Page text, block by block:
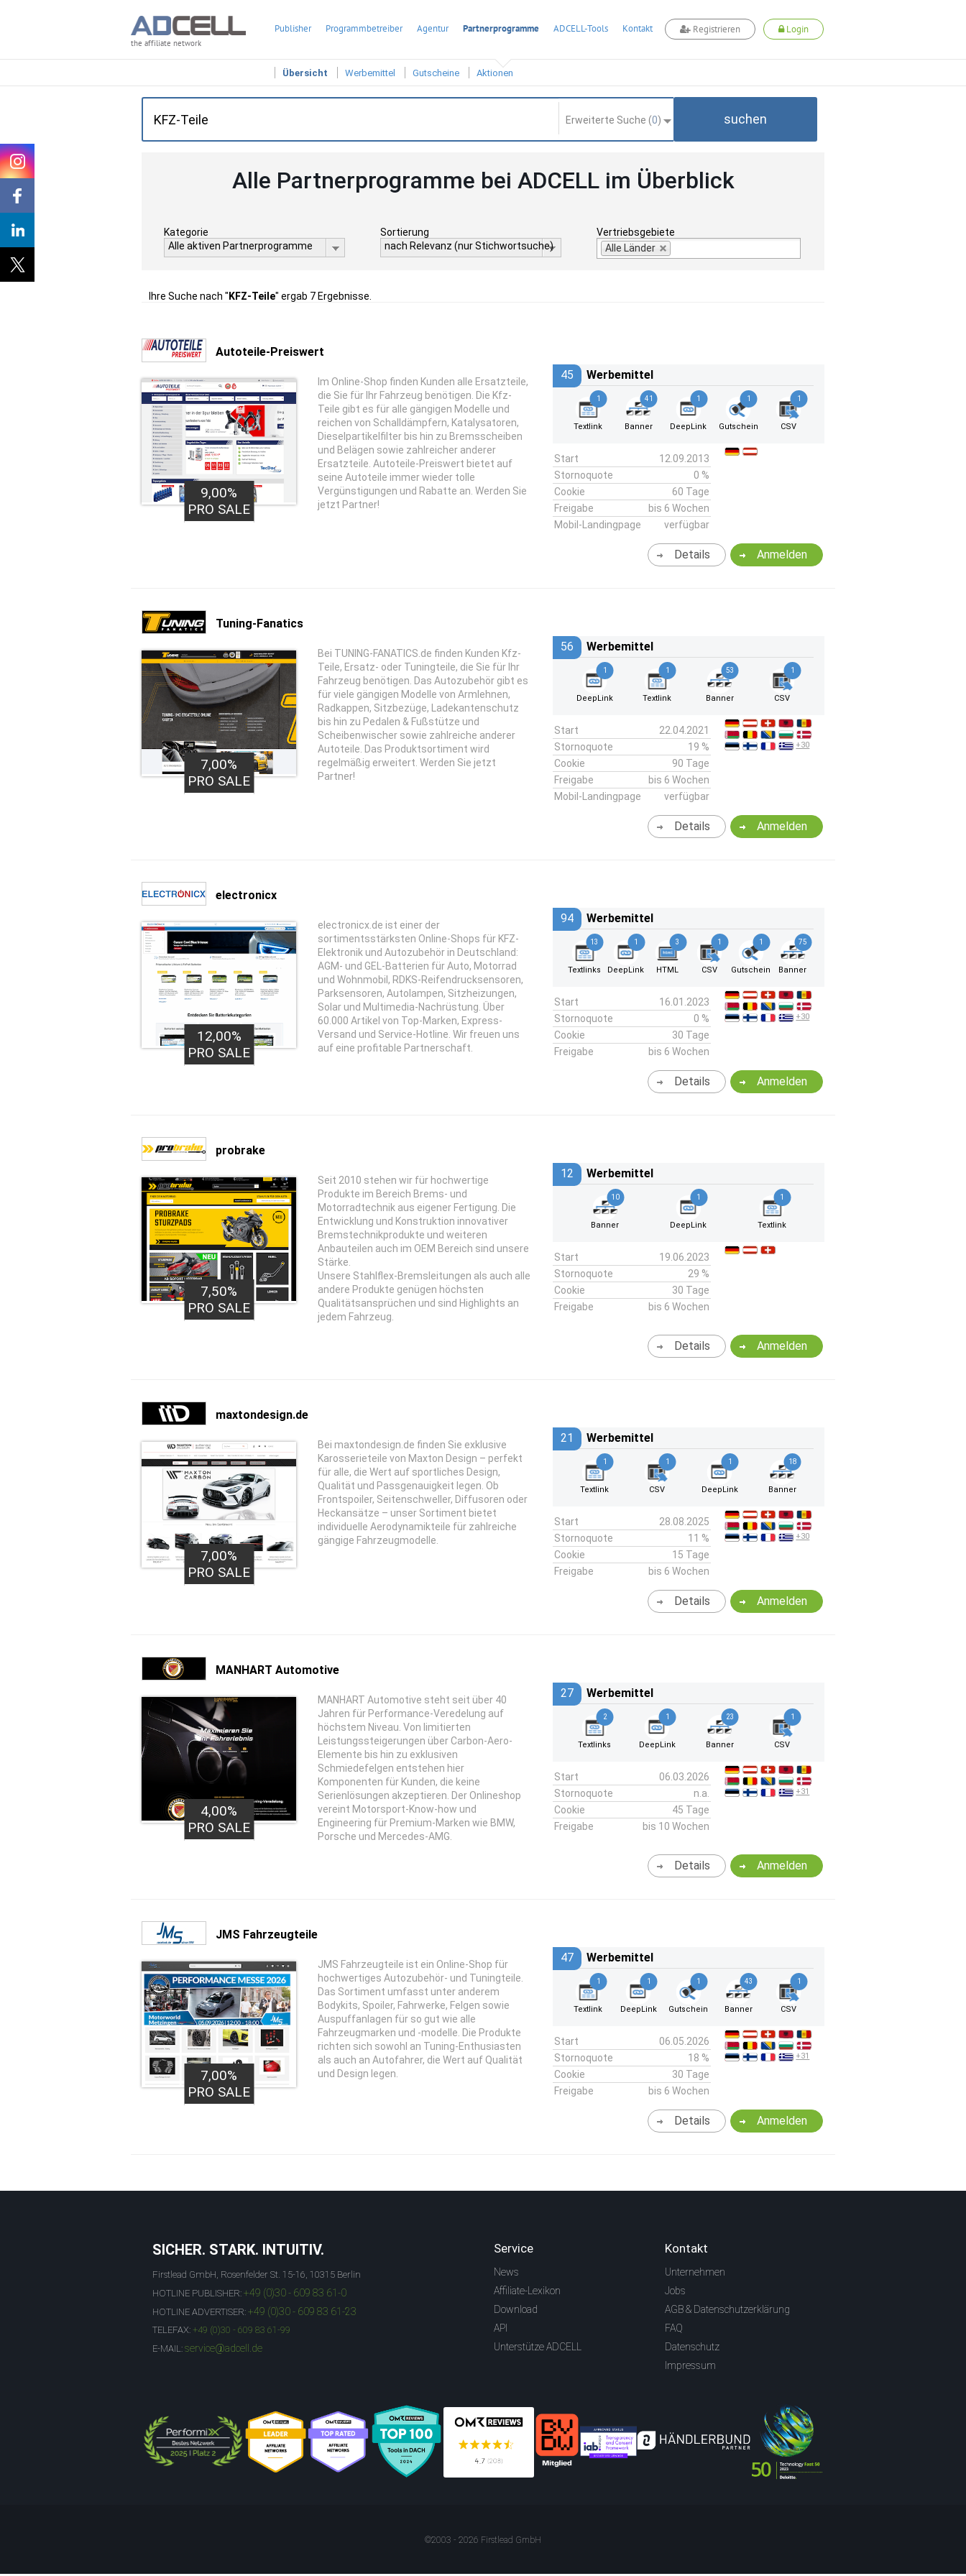
the affiliate network
Publisher Programmbetreiber Agentur Partnerprogramme ADCELL-Tools Kontakt Registrieren Login
Übersicht Werbemittel Gutscheine Aktionen
Erweiterte Suche (0) suchen
Alle Partnerprogramme bei ADCELL im Überblick
Kategorie
Alle aktiven Partnerprogramme
Sortierung
nach Relevanz (nur Stichwortsuche)
Vertriebsgebiete
Alle Länder
Ihre Suche nach " KFZ-Teile" ergab 7 Ergebnisse.
Autoteile-Preiswert
9,00%
PRO SALE
Im Online-Shop finden Kunden alle Ersatzteile,
die Sie für Ihr Fahrzeug benötigen. Die Kfz-
Teile gibt es für alle gängigen Modelle und
reichen von Schalldämpfern, Katalysatoren,
Dieselpartikelfilter bis hin zu Bremsscheiben
und Belägen sowie zahlreicher anderer
Ersatzteile. Autoteile-Preiswert bietet auf
seine Autoteile immer wieder tolle
Vergünstigungen und Rabatte an. Werden Sie
jetzt Partner!
45 Werbemittel
1
Textlink
41
Banner
1
DeepLink
1
Gutschein
1
CSV
Start
12.09.2013
Stornoquote
0 %
Cookie
60 Tage
Freigabe
bis 6 Wochen
Mobil-Landingpage
verfügbar
Anmelden
Details
Tuning-Fanatics
7,00%
PRO SALE
Bei TUNING-FANATICS.de finden Kunden Kfz-
Teile, Ersatz- oder Tuningteile, die Sie für Ihr
Fahrzeug benötigen. Das Autozubehör gibt es
für viele gängigen Modelle von Armlehnen,
Radkappen, Sitzbezüge, Ladekantenschutz
bis hin zu Pedalen & Fußstütze und
Scheibenwischer sowie zahlreiche anderer
Autoteile. Das Produktsortiment wird
regelmäßig erweitert. Werden Sie jetzt
Partner!
56 Werbemittel
1
DeepLink
1
Textlink
53
Banner
1
CSV
Start
22.04.2021
Stornoquote
19 %
Cookie
90 Tage
Freigabe
bis 6 Wochen
Mobil-Landingpage
verfügbar
+30
Anmelden
Details
electronicx
12,00%
PRO SALE
electronicx.de ist einer der
sortimentsstärksten Online-Shops für KFZ-
Elektronik und Autozubehör in Deutschland:
AGM- und GEL-Batterien für Auto, Motorrad
und Wohnmobil, RDKS-Reifendrucksensoren,
Parksensoren, Autolampen, Sitzheizungen,
Solar und Multimedia-Nachrüstung. Über
60.000 Artikel von Top-Marken, Express-
Versand und Service-Hotline. Wir freuen uns
auf eine profitable Partnerschaft.
94 Werbemittel
13
Textlinks
1
DeepLink
3
HTML
1
CSV
1
Gutschein
75
Banner
Start
16.01.2023
Stornoquote
0 %
Cookie
30 Tage
Freigabe
bis 6 Wochen
+30
Anmelden
Details
probrake
7,50%
PRO SALE
Seit 2010 stehen wir für hochwertige
Produkte im Bereich Brems- und
Motorradtechnik aus eigener Fertigung. Die
Entwicklung und Konstruktion innovativer
Bremstechnikprodukte und weiteren
Anbauteilen auch im OEM Bereich sind unsere
Stärke.
Unsere Stahlflex-Bremsleitungen als auch alle
andere Produkte genügen höchsten
Qualitätsansprüchen und sind Highlights an
jedem Fahrzeug.
12 Werbemittel
10
Banner
1
DeepLink
1
Textlink
Start
19.06.2023
Stornoquote
29 %
Cookie
30 Tage
Freigabe
bis 6 Wochen
Anmelden
Details
maxtondesign.de
7,00%
PRO SALE
Bei maxtondesign.de finden Sie exklusive
Karosserieteile von Maxton Design – perfekt
für alle, die Wert auf sportliches Design,
Qualität und Passgenauigkeit legen. Ob
Frontspoiler, Seitenschweller, Diffusoren oder
Heckansätze – unser Sortiment bietet
individuelle Aerodynamikteile für zahlreiche
gängige Fahrzeugmodelle.
21 Werbemittel
1
Textlink
1
CSV
1
DeepLink
18
Banner
Start
28.08.2025
Stornoquote
11 %
Cookie
15 Tage
Freigabe
bis 6 Wochen
+30
Anmelden
Details
MANHART Automotive
4,00%
PRO SALE
MANHART Automotive steht seit über 40
Jahren für Performance-Veredelung auf
höchstem Niveau. Von limitierten
Leistungssteigerungen über Carbon-Aero-
Elemente bis hin zu exklusiven
Schmiedefelgen entstehen hier
Komponenten für Kunden, die keine
Serienlösungen akzeptieren. Der Onlineshop
vereint Motorsport-Know-how und
Engineering für Premium-Marken wie BMW,
Porsche und Mercedes-AMG.
27 Werbemittel
2
Textlinks
1
DeepLink
23
Banner
1
CSV
Start
06.03.2026
Stornoquote
n.a.
Cookie
45 Tage
Freigabe
bis 10 Wochen
+31
Anmelden
Details
JMS Fahrzeugteile
7,00%
PRO SALE
JMS Fahrzeugteile ist ein Online-Shop für
hochwertiges Autozubehör- und Tuningteile.
Das Sortiment umfasst unter anderem
Bodykits, Spoiler, Fahrwerke, Felgen sowie
Auspuffanlagen für so gut wie alle
Fahrzeugmarken und -modelle. Die Produkte
richten sich sowohl an Tuning-Enthusiasten
als auch an Autofahrer, die Wert auf Qualität
und Design legen.
47 Werbemittel
1
Textlink
1
DeepLink
1
Gutschein
43
Banner
1
CSV
Start
06.05.2026
Stornoquote
18 %
Cookie
30 Tage
Freigabe
bis 6 Wochen
+31
Anmelden
Details
SICHER. STARK. INTUITIV.
Firstlead GmbH, Rosenfelder St. 15-16, 10315 Berlin
HOTLINE PUBLISHER: +49 (0)30 - 609 83 61-0
HOTLINE ADVERTISER: +49 (0)30 - 609 83 61-23
TELEFAX: +49 (0)30 - 609 83 61-99
E-MAIL: service@adcell.de
Service
News
Affiliate-Lexikon
Download
API
Unterstütze ADCELL
Kontakt
Unternehmen
Jobs
AGB & Datenschutzerklärung
FAQ
Datenschutz
Impressum
©2003 - 2026 Firstlead GmbH